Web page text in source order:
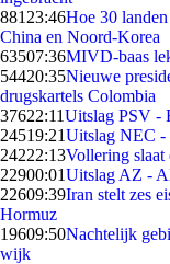
881 23:46Hoe 30
China en Noord-Korea
63507:36MIVD-baas
54420:35Nieuwe
drugskartels Colombia
37622:11Uitslag PSV -
24519:21Uitslag NEC -
24222:13Vollering slaat
22900:01Uitslag AZ -
22609:39Iran stelt zes
Hormuz
19609:50Nachtelijk
wijk